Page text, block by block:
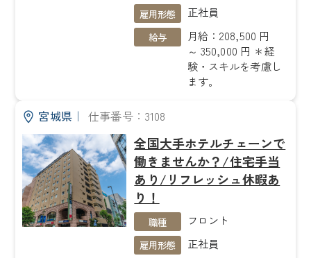
雇用形態 正社員
給与
月給：208,500 円
～ 350,000 円 ＊経
験・スキルを考慮し
ます。
宮城県｜ 仕事番号：3108
全国大手ホテルチェーンで
働きませんか？/住宅手当
あり/リフレッシュ休暇あ
り！
職種 フロント
雇用形態 正社員